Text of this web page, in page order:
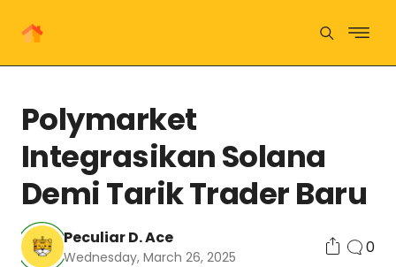
Polymarket
Integrasikan Solana
Demi Tarik Trader Baru
Peculiar D. Ace
Wednesday, March 26, 2025
0